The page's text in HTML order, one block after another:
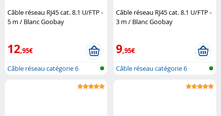
Câble réseau RJ45 cat. 8.1 U/FTP -
5 m / Blanc Goobay
12,95€
Câble réseau catégorie 6
Câble réseau RJ45 cat. 8.1 U/FTP -
3 m / Blanc Goobay
9,95€
Câble réseau catégorie 6